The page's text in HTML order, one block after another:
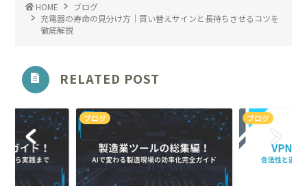
HOME
ブログ
充電器の寿命の見分け方｜買い替えサインと長持ちさせるコツを
徹底解説
RELATED POST
ブログ ブログ